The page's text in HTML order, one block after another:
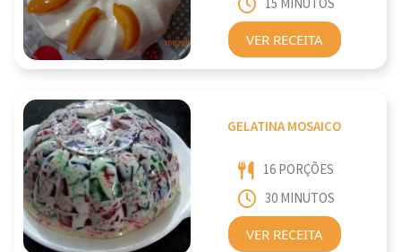
15 MINUTOS
VER RECEITA
GELATINA MOSAICO
16 PORÇÕES
30 MINUTOS
VER RECEITA